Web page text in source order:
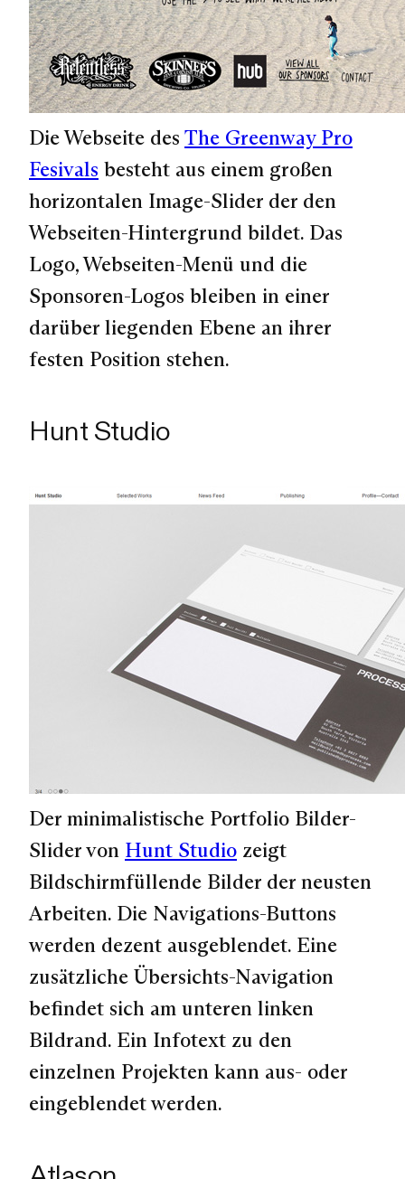
Die Webseite des The Greenway Pro
Fesivals besteht aus einem großen
horizontalen Image-Slider der den
Webseiten-Hintergrund bildet. Das
Logo, Webseiten-Menü und die
Sponsoren-Logos bleiben in einer
darüber liegenden Ebene an ihrer
festen Position stehen.
Hunt Studio
Der minimalistische Portfolio Bilder-
Slider von Hunt Studio zeigt
Bildschirmfüllende Bilder der neusten
Arbeiten. Die Navigations-Buttons
werden dezent ausgeblendet. Eine
zusätzliche Übersichts-Navigation
befindet sich am unteren linken
Bildrand. Ein Infotext zu den
einzelnen Projekten kann aus- oder
eingeblendet werden.